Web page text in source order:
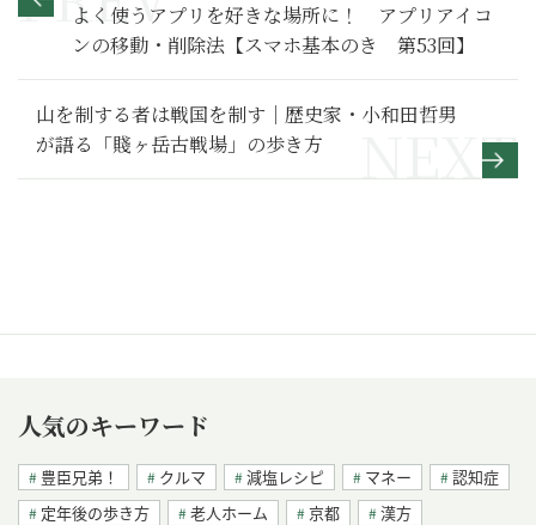
よく使うアプリを好きな場所に！ アプリアイコ
ンの移動・削除法【スマホ基本のき 第53回】
山を制する者は戦国を制す｜歴史家・小和田哲男
が語る「賤ヶ岳古戦場」の歩き方
人気のキーワード
豊臣兄弟！ クルマ 減塩レシピ マネー
認知症
定年後の歩き方
老人ホーム 京都 漢方